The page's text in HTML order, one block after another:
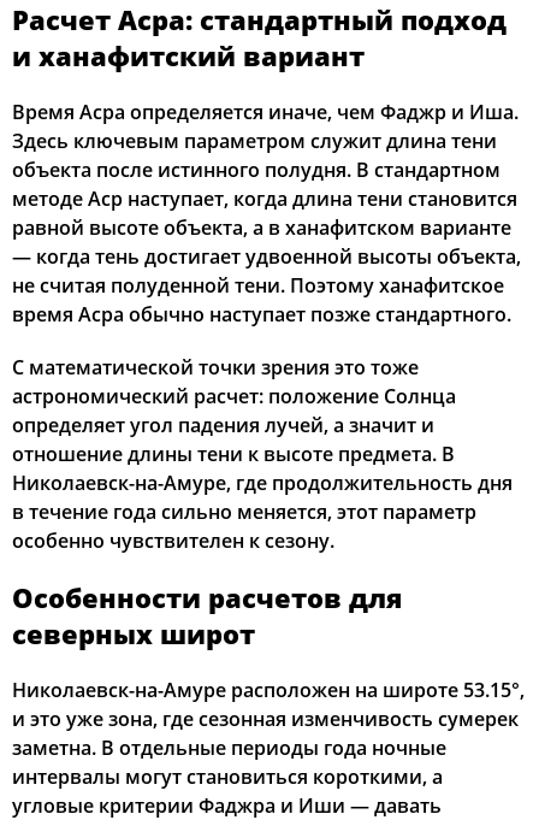
Расчет Асра: стандартный подход
и ханафитский вариант
Время Асра определяется иначе, чем Фаджр и Иша.
Здесь ключевым параметром служит длина тени
объекта после истинного полудня. В стандартном
методе Аср наступает, когда длина тени становится
равной высоте объекта, а в ханафитском варианте
— когда тень достигает удвоенной высоты объекта,
не считая полуденной тени. Поэтому ханафитское
время Асра обычно наступает позже стандартного.
С математической точки зрения это тоже
астрономический расчет: положение Солнца
определяет угол падения лучей, а значит и
отношение длины тени к высоте предмета. В
Николаевск-на-Амуре, где продолжительность дня
в течение года сильно меняется, этот параметр
особенно чувствителен к сезону.
Особенности расчетов для
северных широт
Николаевск-на-Амуре расположен на широте 53.15°,
и это уже зона, где сезонная изменчивость сумерек
заметна. В отдельные периоды года ночные
интервалы могут становиться короткими, а
угловые критерии Фаджра и Иши — давать